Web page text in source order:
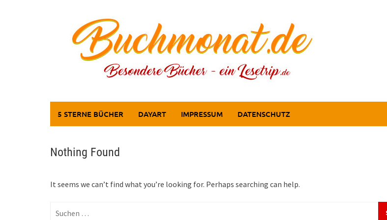
5 STERNE BÜCHER DAYART IMPRESSUM DATENSCHUTZ
Nothing Found
It seems we can’t find what you’re looking for. Perhaps searching can help.